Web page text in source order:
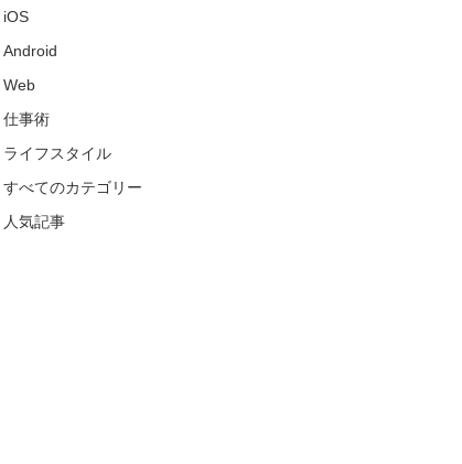
iOS
Android
Web
仕事術
ライフスタイル
すべてのカテゴリー
人気記事